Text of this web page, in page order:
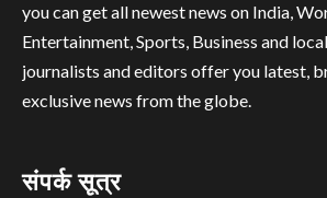
you can get all newest news on India,
Entertainment, Sports, Business and
journalists and editors offer you latest,
exclusive news from the globe.
संपर्क सूत्र